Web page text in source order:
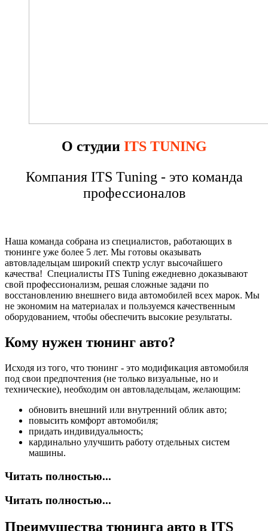
О студии ITS TUNING
Компания ITS Tuning - это команда
профессионалов
Наша команда собрана из специалистов, работающих в
тюнинге уже более 5 лет. Мы готовы оказывать
автовладельцам широкий спектр услуг высочайшего
качества! Специалисты ITS Tuning ежедневно доказывают
свой профессионализм, решая сложные задачи по
восстановлению внешнего вида автомобилей всех марок. Мы
не экономим на материалах и пользуемся качественным
оборудованием, чтобы обеспечить высокие результаты.
Кому нужен тюнинг авто?
Исходя из того, что тюнинг - это модификация автомобиля
под свои предпочтения (не только визуальные, но и
технические), необходим он автовладельцам, желающим:
обновить внешний или внутренний облик авто;
повысить комфорт автомобиля;
придать индивидуальность;
кардинально улучшить работу отдельных систем
машины.
Читать полностью...
Читать полностью...
Преимущества тюнинга авто в ITS